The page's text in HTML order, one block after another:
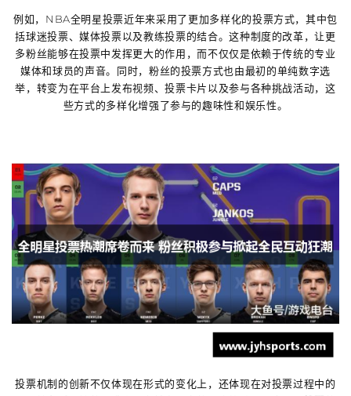
例如，NBA全明星投票近年来采用了更加多样化的投票方式，其中包
括球迷投票、媒体投票以及教练投票的结合。这种制度的改革，让更
多粉丝能够在投票中发挥更大的作用，而不仅仅是依赖于传统的专业
媒体和球员的声音。同时，粉丝的投票方式也由最初的单纯数字选
举，转变为在平台上发布视频、投票卡片以及参与各种挑战活动，这
些方式的多样化增强了参与的趣味性和娱乐性。
投票机制的创新不仅体现在形式的变化上，还体现在对投票过程中的